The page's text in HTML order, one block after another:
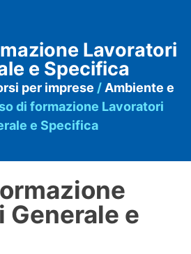
Lavoratori
e Specifica
per imprese / Ambiente e
di formazione Lavoratori
e Specifica
Generale e